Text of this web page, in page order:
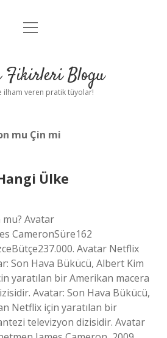
Anasayfa
Yasal Uyarı
menüyü
Fikirleri Blogu
ilham veren pratik tüyolar!
mu Çin mi
Ülke
mu? Avatar
CameronSüre162
Avatar Netflix
Son Hava Bükücü, Albert Kim
yaratılan bir Amerikan macera
Avatar: Son Hava Bükücü,
Netflix için yaratılan bir
televizyon dizisidir. Avatar